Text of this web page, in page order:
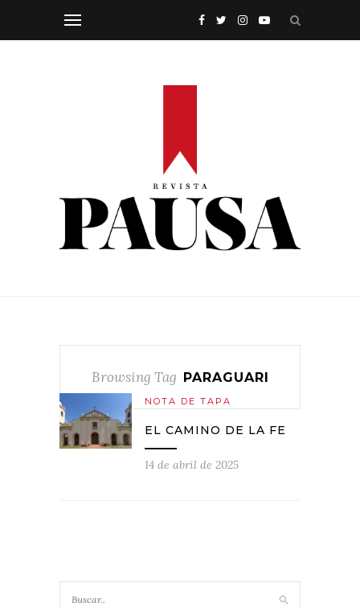
Browsing Tag PARAGUARI
NOTA DE TAPA
EL CAMINO DE LA FE
14 de abril de 2025